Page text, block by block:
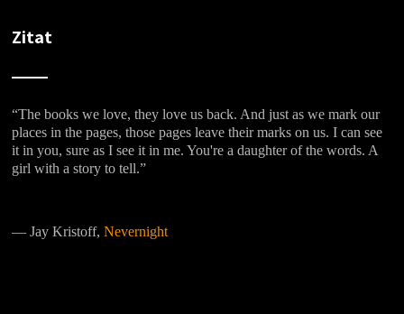
Zitat
“The books we love, they love us back. And just as we mark our
places in the pages, those pages leave their marks on us. I can see
it in you, sure as I see it in me. You're a daughter of the words. A
girl with a story to tell.”
―Jay Kristoff,Nevernight